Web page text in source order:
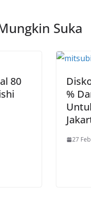
Suka
80
%
27